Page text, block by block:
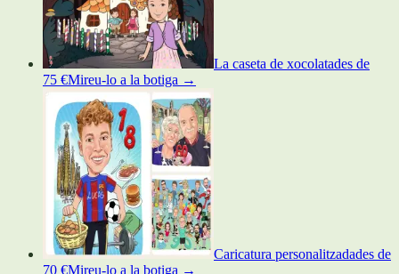
La caseta de xocolatades de
75 €Mireu-lo a la botiga →
Caricatura personalitzadades de
70 €Mireu-lo a la botiga →